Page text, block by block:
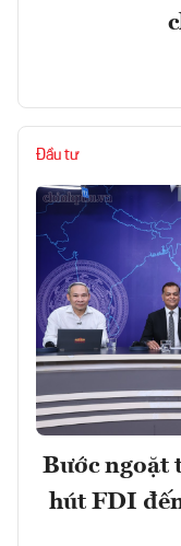
Đầu tư
Bước ngoặt
hút FDI